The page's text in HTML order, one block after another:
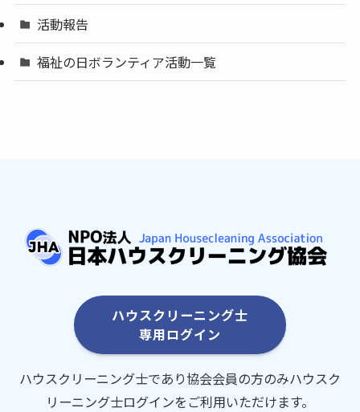
活動報告
福祉の日ボランティア活動一覧
ハウスクリーニング士
専用ログイン
ハウスクリーニング士であり協会会員の方のみハウスク
リーニング士ログインをご利用いただけます。